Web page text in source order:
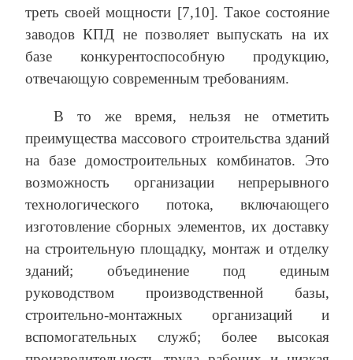
треть своей мощности [7,10]. Такое состояние
заводов КПД не позволяет выпускать на их
базе конкурентоспособную продукцию,
отвечающую современным требованиям.
В то же время, нельзя не отметить
преимущества массового строительства зданий
на базе домостроительных комбинатов. Это
возможность организации непрерывного
технологического потока, включающего
изготовление сборных элементов, их доставку
на строительную площадку, монтаж и отделку
зданий; объединение под единым
руководством производственной базы,
строительно-монтажных организаций и
вспомогательных служб; более высокая